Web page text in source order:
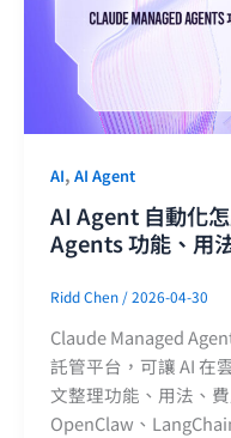
AI, AI Agent
AI Agent 自動化
Agents 功能、用
Ridd Chen /2026-04-30
Claude Managed
託管平台，可讓 AI 在
文整理功能、用法、
OpenClaw、